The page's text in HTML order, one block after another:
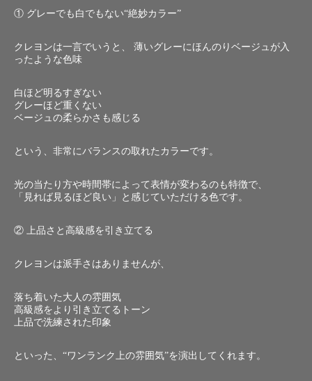
① グレーでも白でもない“絶妙カラー”
クレヨンは一言でいうと、 薄いグレーにほんのりベージュが入
ったような色味
白ほど明るすぎない
グレーほど重くない
ベージュの柔らかさも感じる
という、非常にバランスの取れたカラーです。
光の当たり方や時間帯によって表情が変わるのも特徴で、
「見れば見るほど良い」と感じていただける色です。
② 上品さと高級感を引き立てる
クレヨンは派手さはありませんが、
落ち着いた大人の雰囲気
高級感をより引き立てるトーン
上品で洗練された印象
といった、“ワンランク上の雰囲気”を演出してくれます。